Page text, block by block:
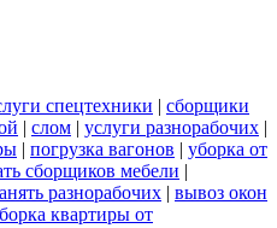
спецтехники | сборщики
| слом | услуги разнорабочих |
| погрузка вагонов | уборка от
сборщиков мебели |
разнорабочих | вывоз окон
квартиры от